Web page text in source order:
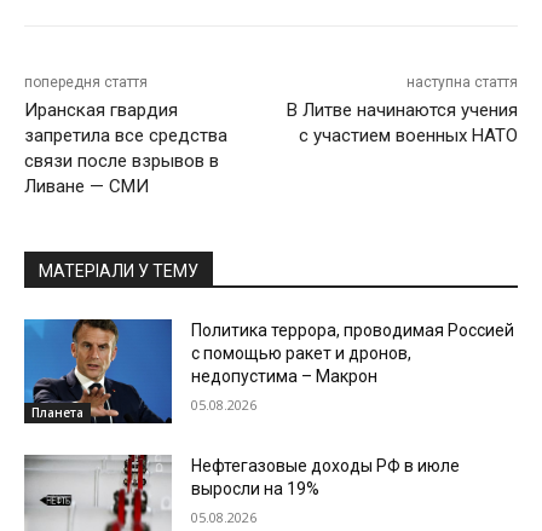
попередня стаття
Иранская гвардия
запретила все средства
связи после взрывов в
Ливане — СМИ
наступна стаття
В Литве начинаются учения
с участием военных НАТО
МАТЕРІАЛИ У ТЕМУ
Планета
Политика террора, проводимая Россией
с помощью ракет и дронов,
недопустима – Макрон
05.08.2026
Нефтегазовые доходы РФ в июле
выросли на 19%
05.08.2026